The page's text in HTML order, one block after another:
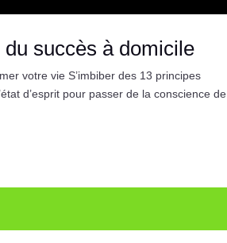
succès à domicile
votre vie S’imbiber des 13 principes
d’esprit pour passer de la conscience de